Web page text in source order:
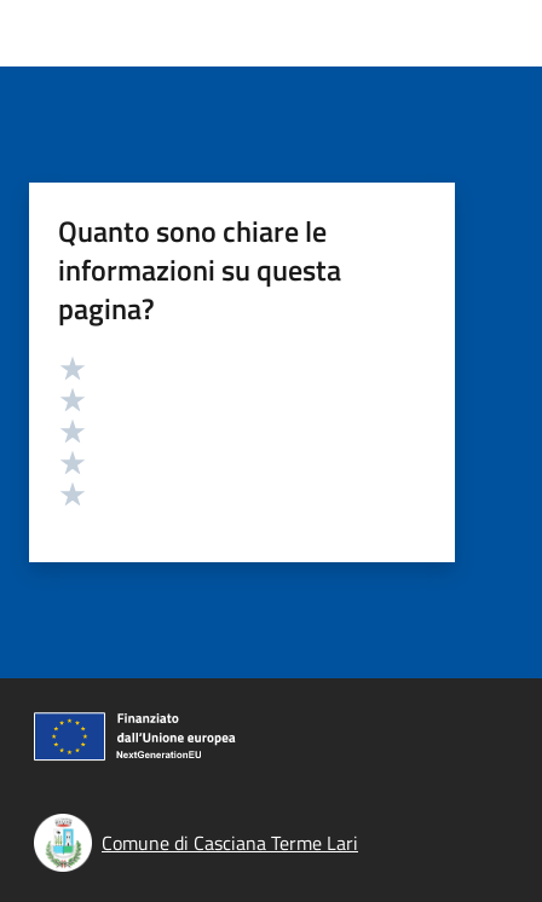
Quanto sono chiare le
informazioni su questa
pagina?
Valutazione
Comune di Casciana Terme Lari